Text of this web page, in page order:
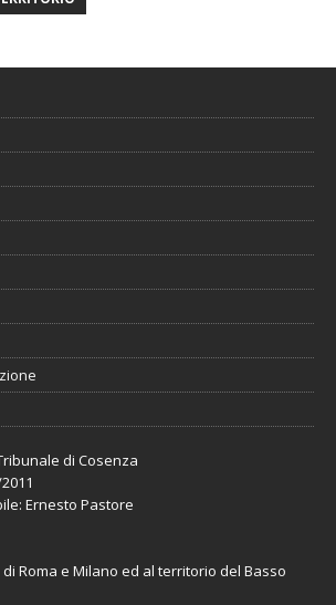
di Cosenza
Ernesto Pastore
Roma e Milano ed al territorio del Basso